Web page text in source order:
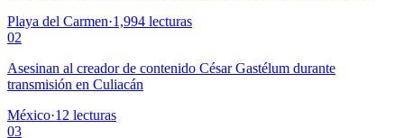
Playa del Carmen·1,994 lecturas
02
Asesinan al creador de contenido César Gastélum durante
transmisión en Culiacán
México·12 lecturas
03